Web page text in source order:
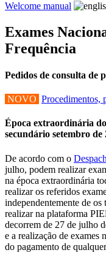
Welcome manual
Exames
Frequência
Pedidos de consulta de
NOVO Procedimentos,
Época extraordinária
secundário setembro de
De acordo com o
julho, podem realizar
na época extraordinária
realizar os referidos
independentemente de
realizar na plataforma
decorrem de 27 de julho
e a realização de exames
do pagamento de